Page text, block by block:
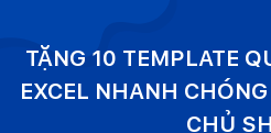
TẶNG 10 TEMPLATE
EXCEL NHANH
CHỦ